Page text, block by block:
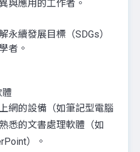
與應用的工作者。
續發展目標（SDGs）
者。
網的設備（如筆記型電腦
悉的文書處理軟體（如
）。